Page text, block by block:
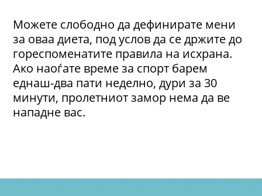
Можете слободно да дефинирате мени
за оваа диета, под услов да се држите до
гореспоменатите правила на исхрана.
Ако наоѓате време за спорт барем
еднаш-два пати неделно, дури за 30
минути, пролетниот замор нема да ве
нападне вас.